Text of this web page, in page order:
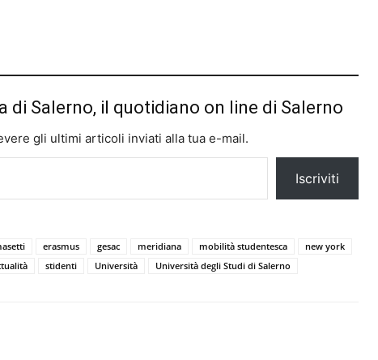
di Salerno, il quotidiano on line di Salerno
gli ultimi articoli inviati alla tua e-mail.
Iscriviti
erasmus gesac meridiana mobilità studentesca
new york
stidenti Università Università degli Studi di Salerno